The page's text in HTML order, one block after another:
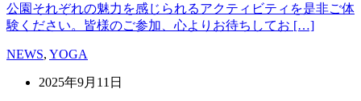
公園それぞれの魅力を感じられるアクティビティを是非ご体
験ください。皆様のご参加、心よりお待ちしてお […]
NEWS, YOGA
2025年9月11日